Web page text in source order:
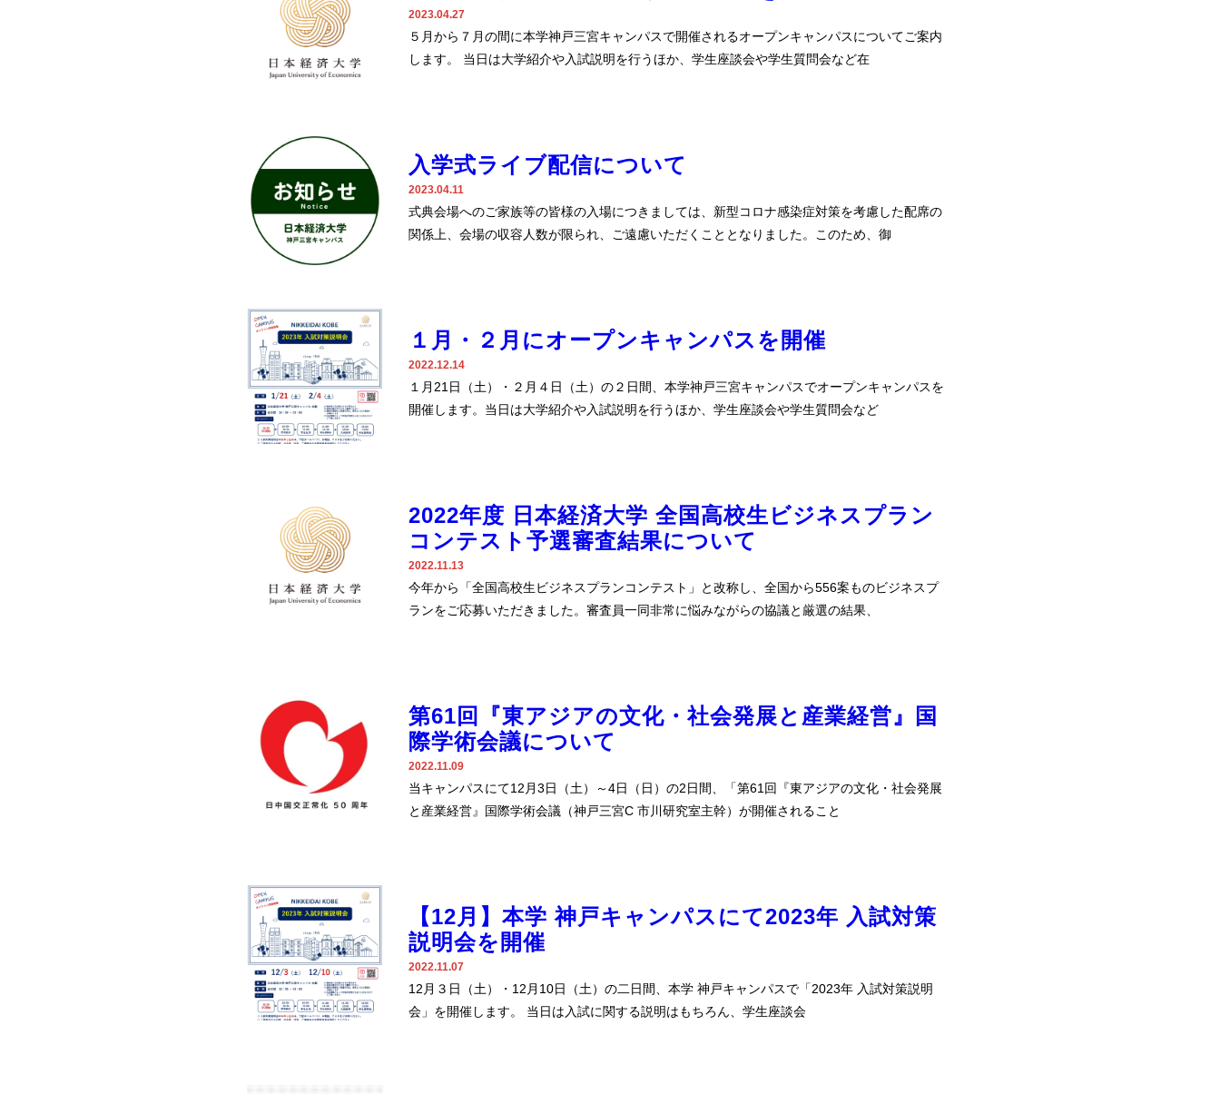
2023.04.27
５月から７月の間に本学神戸三宮キャンパスで開催されるオープンキャンパスについてご案内
します。 当日は大学紹介や入試説明を行うほか、学生座談会や学生質問会など在
入学式ライブ配信について
2023.04.11
式典会場へのご家族等の皆様の入場につきましては、新型コロナ感染症対策を考慮した配席の
関係上、会場の収容人数が限られ、ご遠慮いただくこととなりました。このため、御
１月・２月にオープンキャンパスを開催
2022.12.14
１月21日（土）・２月４日（土）の２日間、本学神戸三宮キャンパスでオープンキャンパスを
開催します。当日は大学紹介や入試説明を行うほか、学生座談会や学生質問会など
2022年度 日本経済大学 全国高校生ビジネスプラン
コンテスト予選審査結果について
2022.11.13
今年から「全国高校生ビジネスプランコンテスト」と改称し、全国から556案ものビジネスプ
ランをご応募いただきました。審査員一同非常に悩みながらの協議と厳選の結果、
第61回『東アジアの文化・社会発展と産業経営』国
際学術会議について
2022.11.09
当キャンパスにて12月3日（土）～4日（日）の2日間、「第61回『東アジアの文化・社会発展
と産業経営』国際学術会議（神戸三宮C 市川研究室主幹）が開催されること
【12月】本学 神戸キャンパスにて2023年 入試対策
説明会を開催
2022.11.07
12月３日（土）・12月10日（土）の二日間、本学 神戸キャンパスで「2023年 入試対策説明
会」を開催します。 当日は入試に関する説明はもちろん、学生座談会